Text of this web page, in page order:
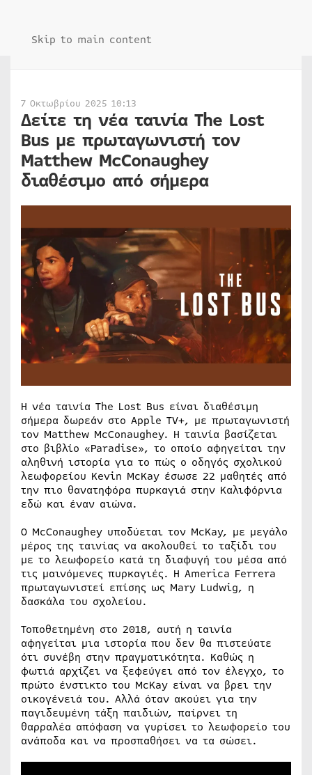
Skip to main content
7 Οκτωβρίου 2025 10:13
Δείτε τη νέα ταινία The Lost
Bus με πρωταγωνιστή τον
Matthew McConaughey
διαθέσιμο από σήμερα
Η νέα ταινία The Lost Bus είναι διαθέσιμη
σήμερα δωρεάν στο Apple TV+, με πρωταγωνιστή
τον Matthew McConaughey. Η ταινία βασίζεται
στο βιβλίο «Paradise», το οποίο αφηγείται την
αληθινή ιστορία για το πώς ο οδηγός σχολικού
λεωφορείου Kevin McKay έσωσε 22 μαθητές από
την πιο θανατηφόρα πυρκαγιά στην Καλιφόρνια
εδώ και έναν αιώνα.
Ο McConaughey υποδύεται τον McKay, με μεγάλο
μέρος της ταινίας να ακολουθεί το ταξίδι του
με το λεωφορείο κατά τη διαφυγή του μέσα από
τις μαινόμενες πυρκαγιές. Η America Ferrera
πρωταγωνιστεί επίσης ως Mary Ludwig, η
δασκάλα του σχολείου.
Τοποθετημένη στο 2018, αυτή η ταινία
αφηγείται μια ιστορία που δεν θα πιστεύατε
ότι συνέβη στην πραγματικότητα. Καθώς η
φωτιά αρχίζει να ξεφεύγει από τον έλεγχο, το
πρώτο ένστικτο του McKay είναι να βρει την
οικογένειά του. Αλλά όταν ακούει για την
παγιδευμένη τάξη παιδιών, παίρνει τη
θαρραλέα απόφαση να γυρίσει το λεωφορείο του
ανάποδα και να προσπαθήσει να τα σώσει.